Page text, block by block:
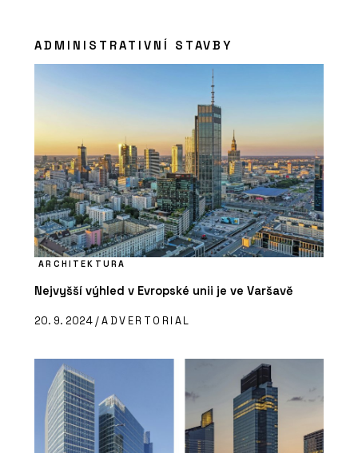
ADMINISTRATIVNÍ STAVBY
ARCHITEKTURA
Nejvyšší výhled v Evropské unii je ve Varšavě
20. 9. 2024 /ADVERTORIAL